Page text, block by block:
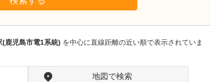
(鹿児島市電1系統) を中心に直線距離の近い順で表示されていま
地図で検索
鹿児島県鹿児島市
あいろ歯科医院
歯科医師を志したきっかけを教えてください。
中学生のときに出会った